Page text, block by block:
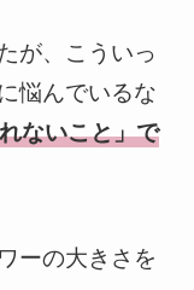
が、こういっ
悩んでいるな
ないこと」で
ーの大きさを